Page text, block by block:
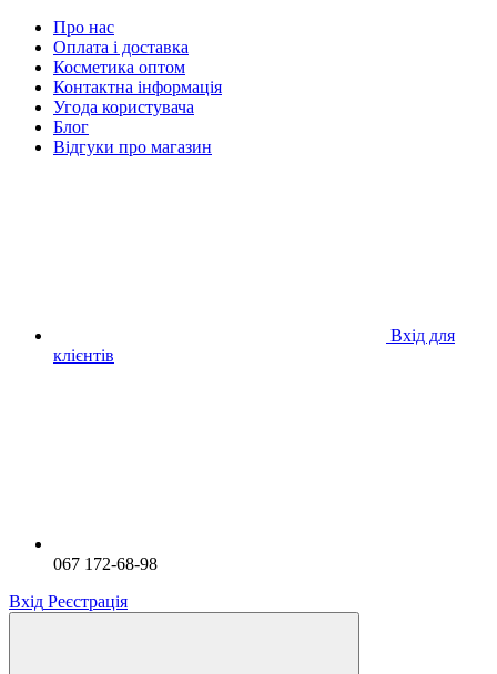
Про нас
Оплата і доставка
Косметика оптом
Контактна інформація
Угода користувача
Блог
Відгуки про магазин
Вхід для
клієнтів
067 172-68-98
Вхід Реєстрація